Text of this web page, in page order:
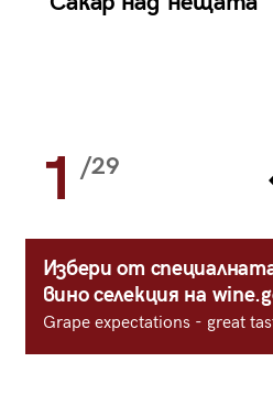
1 /29
Избери от
вино селекция на
Grape expectations - great